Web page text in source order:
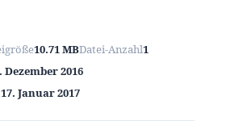
10.71 MBDatei-Anzahl1
Dezember 2016
17. Januar 2017